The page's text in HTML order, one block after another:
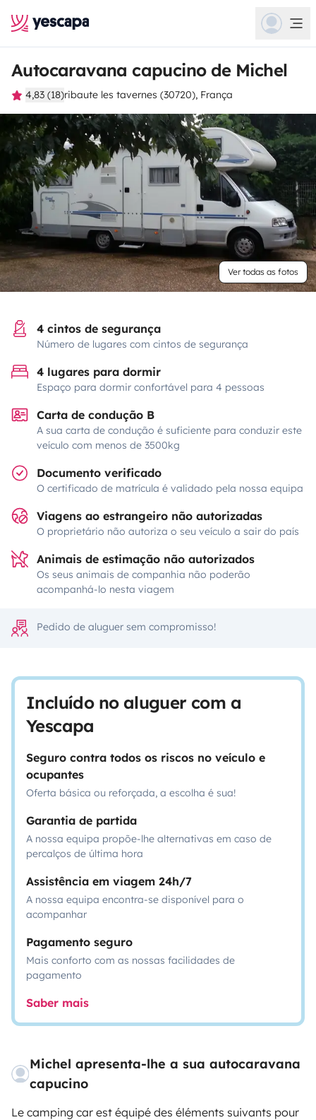
Autocaravana capucino de Michel
4,83 (18)ribaute les tavernes (30720), França
Ver todas as fotos
4 cintos de segurança
Número de lugares com cintos de segurança
4 lugares para dormir
Espaço para dormir confortável para 4 pessoas
Carta de condução B
A sua carta de condução é suficiente para conduzir este
veículo com menos de 3500kg
Documento verificado
O certificado de matrícula é validado pela nossa equipa
Viagens ao estrangeiro não autorizadas
O proprietário não autoriza o seu veículo a sair do país
Animais de estimação não autorizados
Os seus animais de companhia não poderão
acompanhá-lo nesta viagem
Pedido de aluguer sem compromisso!
Incluído no aluguer com a
Yescapa
Seguro contra todos os riscos no veículo e
ocupantes
Oferta básica ou reforçada, a escolha é sua!
Garantia de partida
A nossa equipa propõe-lhe alternativas em caso de
percalços de última hora
Assistência em viagem 24h/7
A nossa equipa encontra-se disponível para o
acompanhar
Pagamento seguro
Mais conforto com as nossas facilidades de
pagamento
Saber mais
Michel apresenta-lhe a sua autocaravana
capucino
Le camping car est équipé des éléments suivants pour